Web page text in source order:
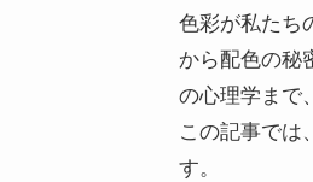
色彩が私たち
から配色の秘
の心理学まで
この記事では
す。